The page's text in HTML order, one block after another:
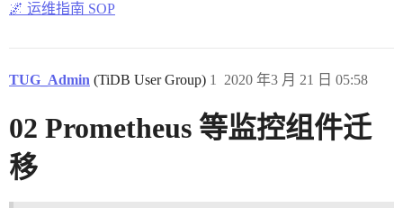
🌌 运维指南 SOP
TUG_Admin (TiDB User Group) 2020 年3 月 21 日 05:58
1
02 Prometheus 等监控组件迁
移